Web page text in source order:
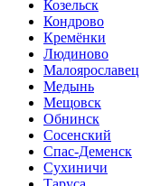
Козельск
Кондрово
Кремёнки
Людиново
Малоярославец
Медынь
Мещовск
Обнинск
Сосенский
Спас-Деменск
Сухиничи